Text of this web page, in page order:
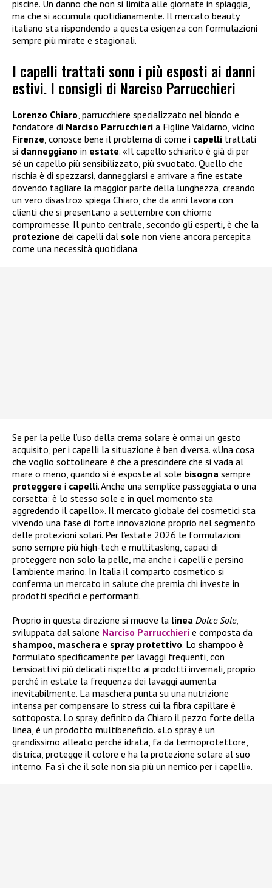
piscine. Un danno che non si limita alle giornate in spiaggia,
ma che si accumula quotidianamente. Il mercato beauty
italiano sta rispondendo a questa esigenza con formulazioni
sempre più mirate e stagionali.
I capelli trattati sono i più esposti ai danni
estivi. I consigli di Narciso Parrucchieri
Lorenzo Chiaro, parrucchiere specializzato nel biondo e
fondatore di Narciso Parrucchieri a Figline Valdarno, vicino
Firenze, conosce bene il problema di come i capelli trattati
si danneggiano in estate. «Il capello schiarito è già di per
sé un capello più sensibilizzato, più svuotato. Quello che
rischia è di spezzarsi, danneggiarsi e arrivare a fine estate
dovendo tagliare la maggior parte della lunghezza, creando
un vero disastro» spiega Chiaro, che da anni lavora con
clienti che si presentano a settembre con chiome
compromesse. Il punto centrale, secondo gli esperti, è che la
protezione dei capelli dal sole non viene ancora percepita
come una necessità quotidiana.
Se per la pelle l’uso della crema solare è ormai un gesto
acquisito, per i capelli la situazione è ben diversa. «Una cosa
che voglio sottolineare è che a prescindere che si vada al
mare o meno, quando si è esposte al sole bisogna sempre
proteggere i capelli. Anche una semplice passeggiata o una
corsetta: è lo stesso sole e in quel momento sta
aggredendo il capello». Il mercato globale dei cosmetici sta
vivendo una fase di forte innovazione proprio nel segmento
delle protezioni solari. Per l’estate 2026 le formulazioni
sono sempre più high-tech e multitasking, capaci di
proteggere non solo la pelle, ma anche i capelli e persino
l’ambiente marino. In Italia il comparto cosmetico si
conferma un mercato in salute che premia chi investe in
prodotti specifici e performanti.
Proprio in questa direzione si muove la linea Dolce Sole,
sviluppata dal salone Narciso Parrucchieri e composta da
shampoo, maschera e spray protettivo. Lo shampoo è
formulato specificamente per lavaggi frequenti, con
tensioattivi più delicati rispetto ai prodotti invernali, proprio
perché in estate la frequenza dei lavaggi aumenta
inevitabilmente. La maschera punta su una nutrizione
intensa per compensare lo stress cui la fibra capillare è
sottoposta. Lo spray, definito da Chiaro il pezzo forte della
linea, è un prodotto multibeneficio. «Lo spray è un
grandissimo alleato perché idrata, fa da termoprotettore,
districa, protegge il colore e ha la protezione solare al suo
interno. Fa sì che il sole non sia più un nemico per i capelli».